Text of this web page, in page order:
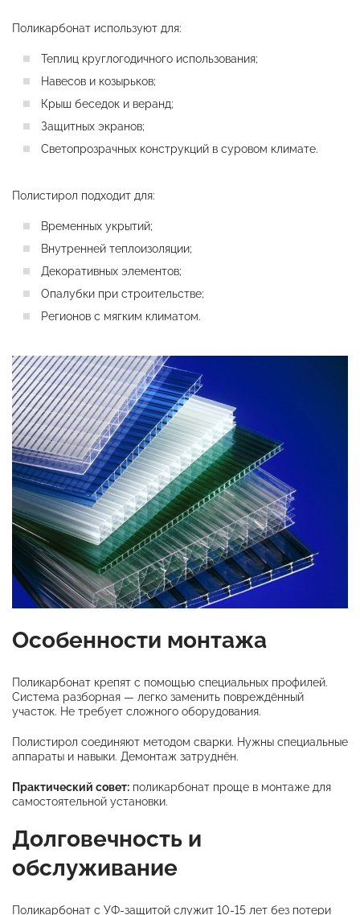
Поликарбонат используют для:
Теплиц круглогодичного использования;
Навесов и козырьков;
Крыш беседок и веранд;
Защитных экранов;
Светопрозрачных конструкций в суровом климате.
Полистирол подходит для:
Временных укрытий;
Внутренней теплоизоляции;
Декоративных элементов;
Опалубки при строительстве;
Регионов с мягким климатом.
Особенности монтажа
Поликарбонат крепят с помощью специальных профилей.
Система разборная — легко заменить повреждённый
участок. Не требует сложного оборудования.
Полистирол соединяют методом сварки. Нужны специальные
аппараты и навыки. Демонтаж затруднён.
Практический совет: поликарбонат проще в монтаже для
самостоятельной установки.
Долговечность и
обслуживание
Поликарбонат с УФ-защитой служит 10-15 лет без потери